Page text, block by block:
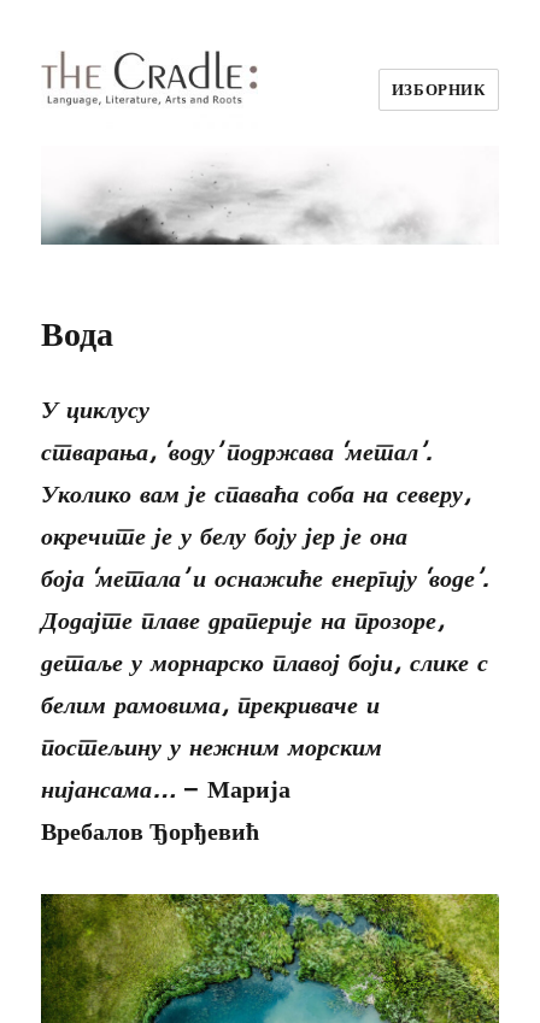
ИЗБОРНИК
Вода
У циклусу
стварања, ‘воду’ подржава ‘метал’.
Уколико вам је спаваћа соба на северу,
окречите је у белу боју јер је она
боја ‘метала’ и оснажиће енергију ‘воде’.
Додајте плаве драперије на прозоре,
детаље у морнарско плавој боји, слике с
белим рамовима, прекриваче и
постељину у нежним морским
нијансама… – Марија
Вребалов Ђорђевић